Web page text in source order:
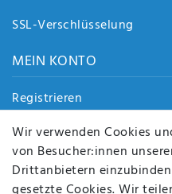
SSL-Verschlüsselung
MEIN KONTO
Registrieren
Login
Wir verwenden Cookies
von Besucher:innen
Drittanbietern